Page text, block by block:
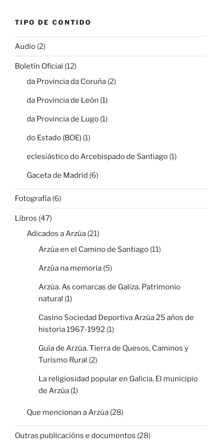
TIPO DE CONTIDO
Audio (2)
Boletín Oficial (12)
da Provincia da Coruña (2)
da Provincia de León (1)
da Provincia de Lugo (1)
do Estado (BOE) (1)
eclesiástico do Arcebispado de Santiago (1)
Gaceta de Madrid (6)
Fotografía (6)
Libros (47)
Adicados a Arzúa (21)
Arzúa en el Camino de Santiago (11)
Arzúa na memoria (5)
Arzúa. As comarcas de Galiza. Patrimonio
natural (1)
Casino Sociedad Deportiva Arzúa 25 años de
historia 1967-1992 (1)
Guía de Arzúa. Tierra de Quesos, Caminos y
Turismo Rural (2)
La religiosidad popular en Galicia. El municipio
de Arzúa (1)
Que mencionan a Arzúa (28)
Outras publicacións e documentos (28)